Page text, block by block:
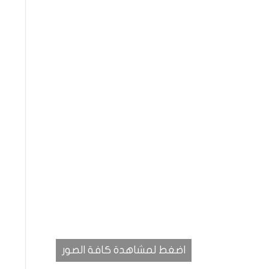
اضغط لمشاهدة كافة الصور